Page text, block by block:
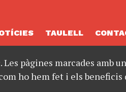
TAULELL
pàgines marcades amb
ho hem fet i els beneficis